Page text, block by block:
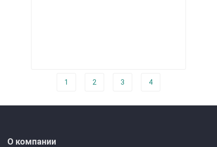
1 2 3 4
О компании